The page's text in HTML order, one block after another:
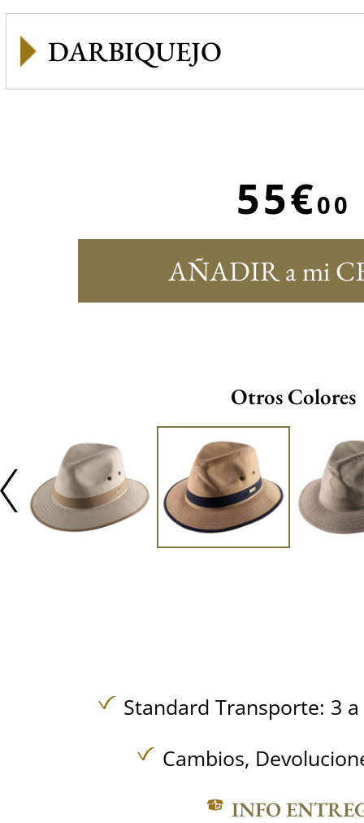
DARBIQUEJO
55€00
AÑADIR a mi
Otros Colores
Standard Transporte: 3
Cambios,
INFO